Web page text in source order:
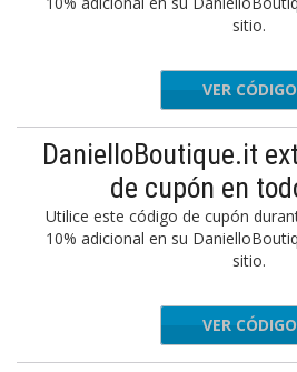
sitio.
VER CÓDIGO
DanielloBoutique.it
de cupón en
Utilice este código de cupón
10% adicional en su
sitio.
VER CÓDIGO